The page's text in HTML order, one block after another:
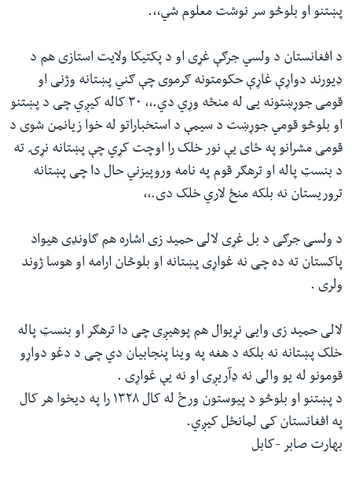
پښتنو او بلوڅو سر نوشت معلوم شي،،.
د افغانستان د ولسي جرګې غړی او د پکتیکا ولایت استازی هم د
ډیورند دواړې غاړې حکومتونه ګرموی چې ګني پښتانه وژنی او
قومی جوړښتونه یی له منځه وړي دي.،، ۳۰ کاله کیږي چی د پښتنو
او بلوڅو قومي جوړښت د سیمې د استخباراتو له خوا زیانمن شوی د
قومی مشرانو په ځای یې نور خلک را اوچت کړي چې پښتانه نړۍ ته
د بنسټ پاله او ترهګر قوم په نامه وروپیزني حال دا چی پښتانه
تروریستان نه بلکه منځ لاري خلک دی.،،
د ولسی جرګی د بل غړی لالی حمید زی اشاره هم ګاونډی هیواد
پاکستان ته ده چی نه غواړی پښتانه او بلوڅان ارامه او هوسا ژوند
ولری .
لالی حمید زی وایی نړیوال هم پوهیږی چی دا ترهګر او بنسټ پاله
خلک پښتانه نه بلکه د هغه په وینا پنجابیان دي چی د دغو دواړو
قومونو له یو والی نه ډآریږی او نه یې غواړی .
د پښتنو او بلوڅو د پیوستون ورځ له کال ۱۳۲۸ را په دیخوا هر کال
په افغانستان کی لمانځل کیږي.
بهارت صابر -کابل